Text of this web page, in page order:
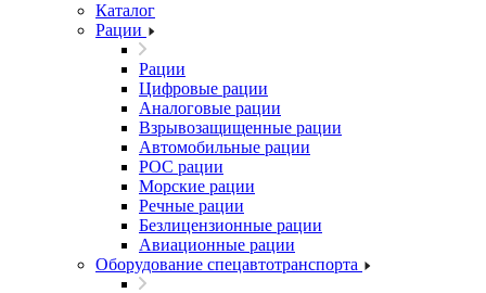
Каталог
Рации
Рации
Цифровые рации
Аналоговые рации
Взрывозащищенные рации
Автомобильные рации
POC рации
Морские рации
Речные рации
Безлицензионные рации
Авиационные рации
Оборудование спецавтотранспорта